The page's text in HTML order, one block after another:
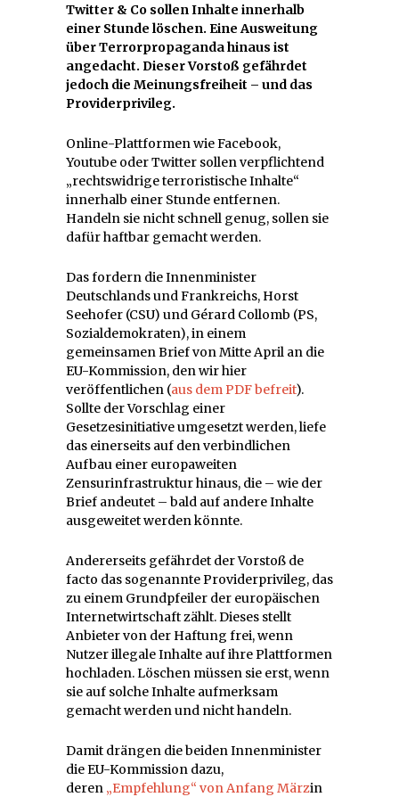
Twitter & Co sollen Inhalte innerhalb
einer Stunde löschen. Eine Ausweitung
über Terrorpropaganda hinaus ist
angedacht. Dieser Vorstoß gefährdet
jedoch die Meinungsfreiheit – und das
Providerprivileg.
Online-Plattformen wie Facebook,
Youtube oder Twitter sollen verpflichtend
„rechtswidrige terroristische Inhalte“
innerhalb einer Stunde entfernen.
Handeln sie nicht schnell genug, sollen sie
dafür haftbar gemacht werden.
Das fordern die Innenminister
Deutschlands und Frankreichs, Horst
Seehofer (CSU) und Gérard Collomb (PS,
Sozialdemokraten), in einem
gemeinsamen Brief von Mitte April an die
EU-Kommission, den wir hier
veröffentlichen (aus dem PDF befreit).
Sollte der Vorschlag einer
Gesetzesinitiative umgesetzt werden, liefe
das einerseits auf den verbindlichen
Aufbau einer europaweiten
Zensurinfrastruktur hinaus, die – wie der
Brief andeutet – bald auf andere Inhalte
ausgeweitet werden könnte.
Andererseits gefährdet der Vorstoß de
facto das sogenannte Providerprivileg, das
zu einem Grundpfeiler der europäischen
Internetwirtschaft zählt. Dieses stellt
Anbieter von der Haftung frei, wenn
Nutzer illegale Inhalte auf ihre Plattformen
hochladen. Löschen müssen sie erst, wenn
sie auf solche Inhalte aufmerksam
gemacht werden und nicht handeln.
Damit drängen die beiden Innenminister
die EU-Kommission dazu,
deren „Empfehlung“ von Anfang Märzin